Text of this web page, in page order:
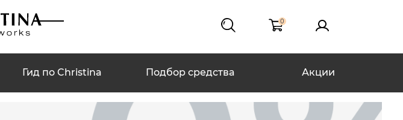
0
Гид по Christina Подбор средства Акции